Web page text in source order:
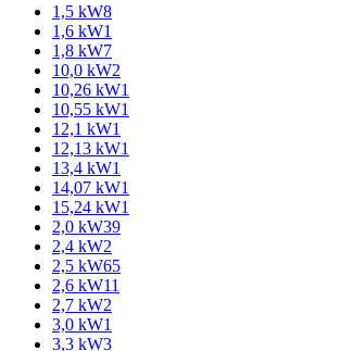
1,5 kW8
1,6 kW1
1,8 kW7
10,0 kW2
10,26 kW1
10,55 kW1
12,1 kW1
12,13 kW1
13,4 kW1
14,07 kW1
15,24 kW1
2,0 kW39
2,4 kW2
2,5 kW65
2,6 kW11
2,7 kW2
3,0 kW1
3,3 kW3